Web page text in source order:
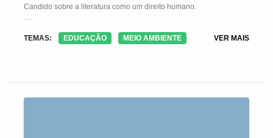
Candido sobre a literatura como um direito humano.
sociais: mapa da vida, tertúlia literária dialógica, escrita criativa e
dimensão instrumental, criação de sentido, solidariedade,
TEMAS: EDUCAÇÃO MEIO AMBIENTE VER MAIS